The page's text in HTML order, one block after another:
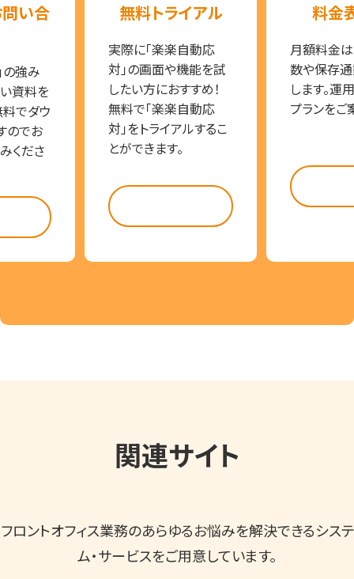
問い合
の強み
資料を
料でダウ
のでお
くださ
無料トライアル
実際に「楽楽自動応
対」の画面や機能を試
したい方におすすめ！
無料で「楽楽自動応
対」をトライアルするこ
とができます。
料金
月額料金
数や保存
します。運
プランをご
関連サイト
フロントオフィス業務のあらゆるお悩みを解決できるシステ
ム・サービスをご用意しています。